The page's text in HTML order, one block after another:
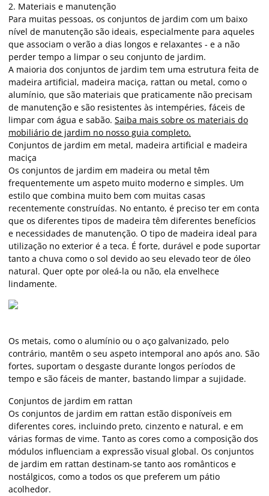
2. Materiais e manutenção
Para muitas pessoas, os conjuntos de jardim com um baixo
nível de manutenção são ideais, especialmente para aqueles
que associam o verão a dias longos e relaxantes - e a não
perder tempo a limpar o seu conjunto de jardim.
A maioria dos conjuntos de jardim tem uma estrutura feita de
madeira artificial, madeira maciça, rattan ou metal, como o
alumínio, que são materiais que praticamente não precisam
de manutenção e são resistentes às intempéries, fáceis de
limpar com água e sabão. Saiba mais sobre os materiais do
mobiliário de jardim no nosso guia completo.
Conjuntos de jardim em metal, madeira artificial e madeira
maciça
Os conjuntos de jardim em madeira ou metal têm
frequentemente um aspeto muito moderno e simples. Um
estilo que combina muito bem com muitas casas
recentemente construídas. No entanto, é preciso ter em conta
que os diferentes tipos de madeira têm diferentes benefícios
e necessidades de manutenção. O tipo de madeira ideal para
utilização no exterior é a teca. É forte, durável e pode suportar
tanto a chuva como o sol devido ao seu elevado teor de óleo
natural. Quer opte por oleá-la ou não, ela envelhece
lindamente.
Os metais, como o alumínio ou o aço galvanizado, pelo
contrário, mantêm o seu aspeto intemporal ano após ano. São
fortes, suportam o desgaste durante longos períodos de
tempo e são fáceis de manter, bastando limpar a sujidade.
Conjuntos de jardim em rattan
Os conjuntos de jardim em rattan estão disponíveis em
diferentes cores, incluindo preto, cinzento e natural, e em
várias formas de vime. Tanto as cores como a composição dos
módulos influenciam a expressão visual global. Os conjuntos
de jardim em rattan destinam-se tanto aos românticos e
nostálgicos, como a todos os que preferem um pátio
acolhedor.